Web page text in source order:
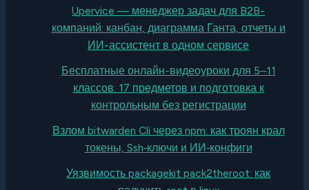
Upervice — менеджер задач для B2B-
компаний: канбан, диаграмма Ганта, отчеты и
ИИ-ассистент в одном сервисе
Бесплатные онлайн-видеоуроки для 5–11
классов: 17 предметов и подготовка к
контрольным без регистрации
Взлом bitwarden Cli через npm: как троян крал
токены, Ssh‑ключи и ИИ‑конфиги
Уязвимость packagekit pack2theroot: как